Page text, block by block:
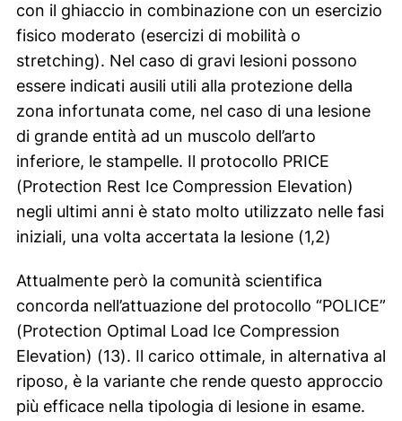
con il ghiaccio in combinazione con un esercizio
fisico moderato (esercizi di mobilità o
stretching). Nel caso di gravi lesioni possono
essere indicati ausili utili alla protezione della
zona infortunata come, nel caso di una lesione
di grande entità ad un muscolo dell’arto
inferiore, le stampelle. Il protocollo PRICE
(Protection Rest Ice Compression Elevation)
negli ultimi anni è stato molto utilizzato nelle fasi
iniziali, una volta accertata la lesione (1,2)
Attualmente però la comunità scientifica
concorda nell’attuazione del protocollo “POLICE”
(Protection Optimal Load Ice Compression
Elevation) (13). Il carico ottimale, in alternativa al
riposo, è la variante che rende questo approccio
più efficace nella tipologia di lesione in esame.